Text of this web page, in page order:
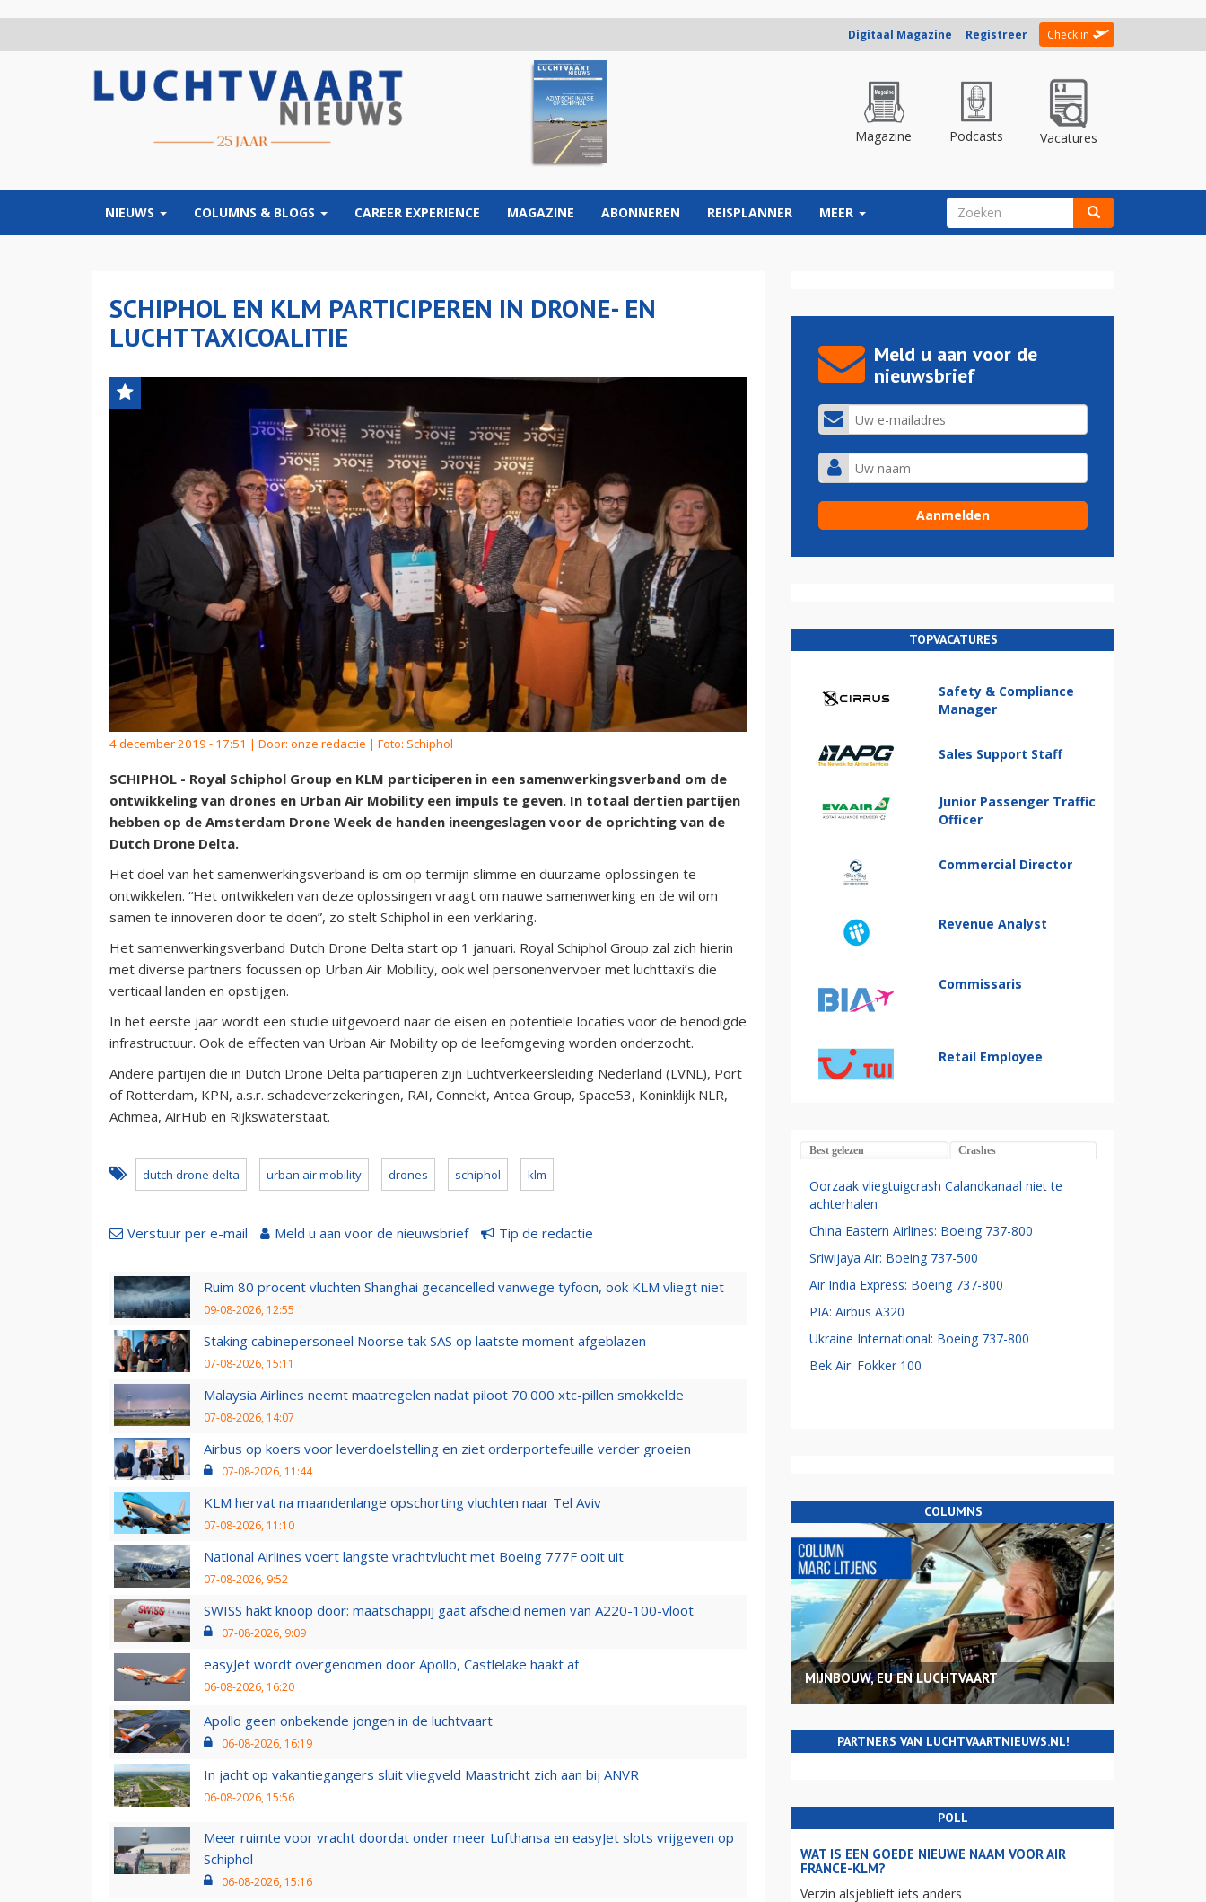
Digitaal Magazine Registreer Check in
Magazine Podcasts Vacatures
NIEUWS COLUMNS & BLOGS CAREER EXPERIENCE MAGAZINE ABONNEREN REISPLANNER MEER ZOEKVELD
SCHIPHOL EN KLM PARTICIPEREN IN DRONE- EN
LUCHTTAXICOALITIE
4 december 2019 - 17:51 | Door: onze redactie | Foto: Schiphol
SCHIPHOL - Royal Schiphol Group en KLM participeren in een samenwerkingsverband om de
ontwikkeling van drones en Urban Air Mobility een impuls te geven. In totaal dertien partijen
hebben op de Amsterdam Drone Week de handen ineengeslagen voor de oprichting van de
Dutch Drone Delta.
Het doel van het samenwerkingsverband is om op termijn slimme en duurzame oplossingen te
ontwikkelen. “Het ontwikkelen van deze oplossingen vraagt om nauwe samenwerking en de wil om
samen te innoveren door te doen”, zo stelt Schiphol in een verklaring.
Het samenwerkingsverband Dutch Drone Delta start op 1 januari. Royal Schiphol Group zal zich hierin
met diverse partners focussen op Urban Air Mobility, ook wel personenvervoer met luchttaxi’s die
verticaal landen en opstijgen.
In het eerste jaar wordt een studie uitgevoerd naar de eisen en potentiele locaties voor de benodigde
infrastructuur. Ook de effecten van Urban Air Mobility op de leefomgeving worden onderzocht.
Andere partijen die in Dutch Drone Delta participeren zijn Luchtverkeersleiding Nederland (LVNL), Port
of Rotterdam, KPN, a.s.r. schadeverzekeringen, RAI, Connekt, Antea Group, Space53, Koninklijk NLR,
Achmea, AirHub en Rijkswaterstaat.
dutch drone delta urban air mobility drones schiphol klm
Verstuur per e-mail Meld u aan voor de nieuwsbrief Tip de redactie
Ruim 80 procent vluchten Shanghai gecancelled vanwege tyfoon, ook KLM vliegt niet
09-08-2026, 12:55
Staking cabinepersoneel Noorse tak SAS op laatste moment afgeblazen
07-08-2026, 15:11
Malaysia Airlines neemt maatregelen nadat piloot 70.000 xtc-pillen smokkelde
07-08-2026, 14:07
Airbus op koers voor leverdoelstelling en ziet orderportefeuille verder groeien
07-08-2026, 11:44
KLM hervat na maandenlange opschorting vluchten naar Tel Aviv
07-08-2026, 11:10
National Airlines voert langste vrachtvlucht met Boeing 777F ooit uit
07-08-2026, 9:52
SWISS hakt knoop door: maatschappij gaat afscheid nemen van A220-100-vloot
07-08-2026, 9:09
easyJet wordt overgenomen door Apollo, Castlelake haakt af
06-08-2026, 16:20
Apollo geen onbekende jongen in de luchtvaart
06-08-2026, 16:19
In jacht op vakantiegangers sluit vliegveld Maastricht zich aan bij ANVR
06-08-2026, 15:56
Meer ruimte voor vracht doordat onder meer Lufthansa en easyJet slots vrijgeven op
Schiphol
06-08-2026, 15:16
Meld u aan voor de
nieuwsbrief
TOPVACATURES
Safety & Compliance
Manager
Sales Support Staff
Junior Passenger Traffic
Officer
Commercial Director
Revenue Analyst
Commissaris
Retail Employee
Best gelezen Crashes
Oorzaak vliegtuigcrash Calandkanaal niet te
achterhalen
China Eastern Airlines: Boeing 737-800
Sriwijaya Air: Boeing 737-500
Air India Express: Boeing 737-800
PIA: Airbus A320
Ukraine International: Boeing 737-800
Bek Air: Fokker 100
COLUMNS
MIJNBOUW, EU EN LUCHTVAART
PARTNERS VAN LUCHTVAARTNIEUWS.NL!
POLL
WAT IS EEN GOEDE NIEUWE NAAM VOOR AIR
FRANCE-KLM?
Verzin alsjeblieft iets anders